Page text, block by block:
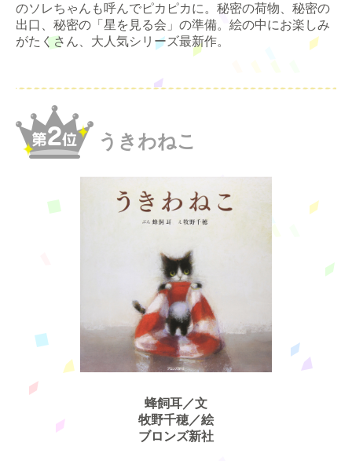
のソレちゃんも呼んでピカピカに。秘密の荷物、秘密の
出口、秘密の「星を見る会」の準備。絵の中にお楽しみ
がたくさん、大人気シリーズ最新作。
うきわねこ
蜂飼耳／文
牧野千穂／絵
ブロンズ新社